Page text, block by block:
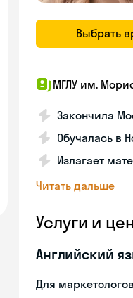
Выбрать
МГЛУ им.
Закончила
Обучалась в
Излагает
Читать дальше
Услуги и
Английский
Для маркетологов